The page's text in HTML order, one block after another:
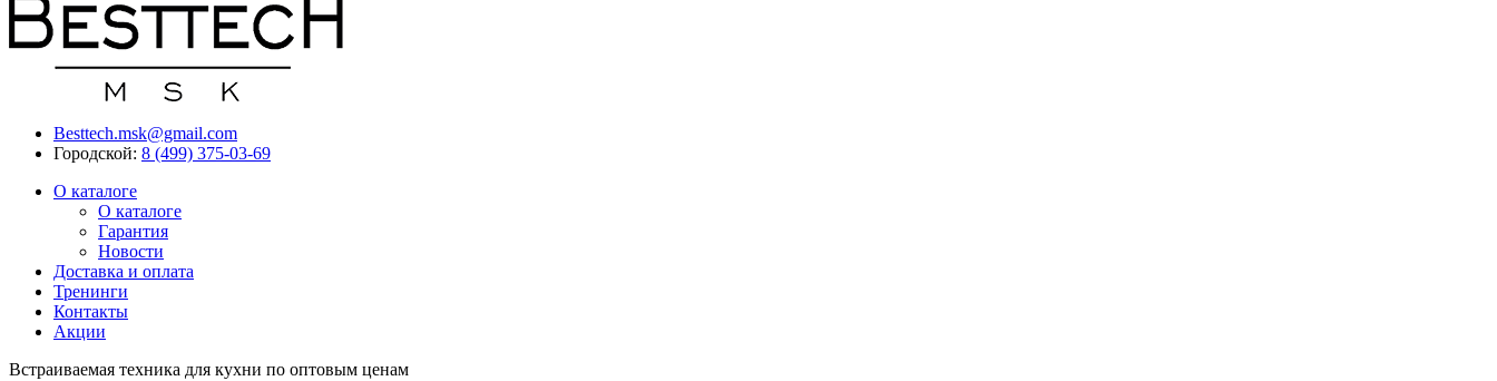
Besttech.msk@gmail.com
Городской: 8 (499) 375-03-69
О каталоге
О каталоге
Гарантия
Новости
Доставка и оплата
Тренинги
Контакты
Акции
Встраиваемая техника для кухни по оптовым ценам